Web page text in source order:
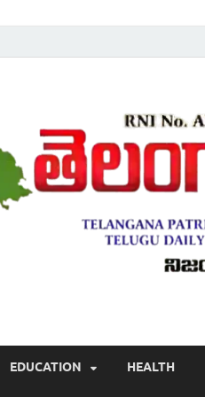
, తాజా వార్తలు , తెలుగు వార్తలు ,
EDUCATION HEALTH